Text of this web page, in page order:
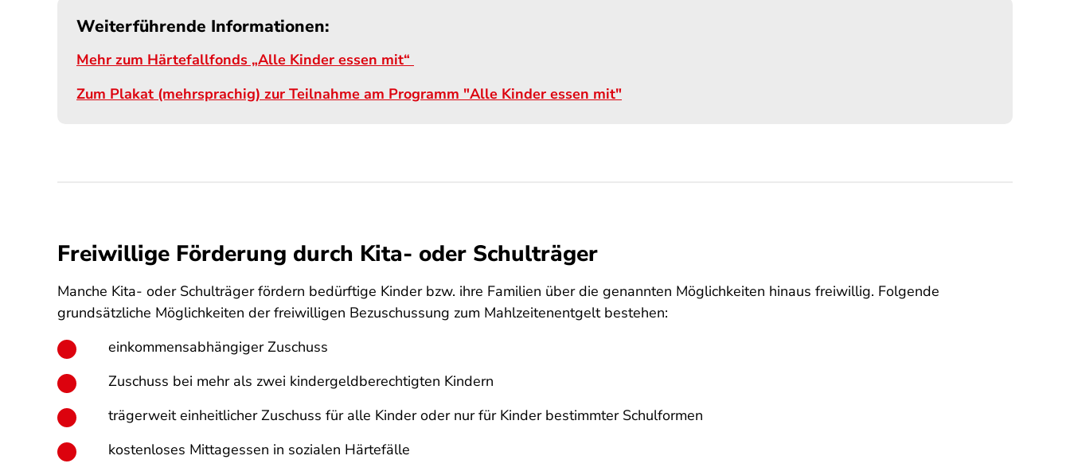
Weiterführende Informationen:
Mehr zum Härtefallfonds „Alle Kinder essen mit“
Zum Plakat (mehrsprachig) zur Teilnahme am Programm "Alle Kinder essen mit"
Freiwillige Förderung durch Kita- oder Schulträger
Manche Kita- oder Schulträger fördern bedürftige Kinder bzw. ihre Familien über die genannten Möglichkeiten hinaus freiwillig. Folgende
grundsätzliche Möglichkeiten der freiwilligen Bezuschussung zum Mahlzeitenentgelt bestehen:
einkommensabhängiger Zuschuss
Zuschuss bei mehr als zwei kindergeldberechtigten Kindern
trägerweit einheitlicher Zuschuss für alle Kinder oder nur für Kinder bestimmter Schulformen
kostenloses Mittagessen in sozialen Härtefälle